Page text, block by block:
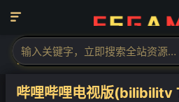

当前位置：福神网-专注分享最实用的软件、
视软件
哔哩哔哩电视版(bilibilitv